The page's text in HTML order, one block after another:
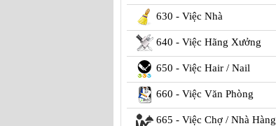
630 - Việc Nhà
640 - Việc Hãng Xưởng
650 - Việc Hair / Nail
660 - Việc Văn Phòng
665 - Việc Chợ / Nhà Hàng